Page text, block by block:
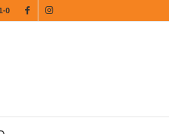
0